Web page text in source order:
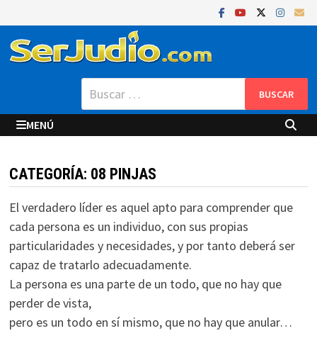
al
contenido
Buscar:
MENÚ
CATEGORÍA: 08 PINJAS
El verdadero líder es aquel apto para comprender que
cada persona es un individuo, con sus propias
particularidades y necesidades, y por tanto deberá ser
capaz de tratarlo adecuadamente.
La persona es una parte de un todo, que no hay que
perder de vista,
pero es un todo en sí mismo, que no hay que anular…